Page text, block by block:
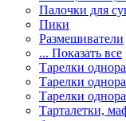
Палочки для
Пики
Размешиватели
... Показать все
Тарелки
Тарелки
Тарелки
Тарталетки,